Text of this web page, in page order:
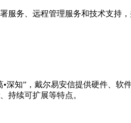
务、远程管理服务和技术支持
知”，戴尔易安信提供硬件、
持续可扩展等特点。